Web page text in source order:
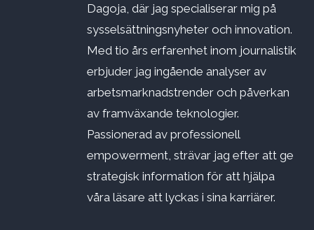
Dagoja, där jag specialiserar mig på
sysselsättningsnyheter och innovation.
Med tio års erfarenhet inom journalistik
erbjuder jag ingående analyser av
arbetsmarknadstrender och påverkan
av framväxande teknologier.
Passionerad av professionell
empowerment, strävar jag efter att ge
strategisk information för att hjälpa
våra läsare att lyckas i sina karriärer.